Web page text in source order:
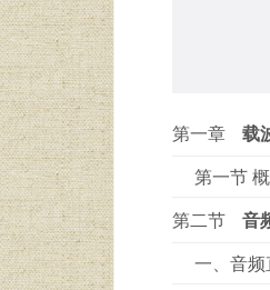
第一章 载
第一节
第二节
音
一、音